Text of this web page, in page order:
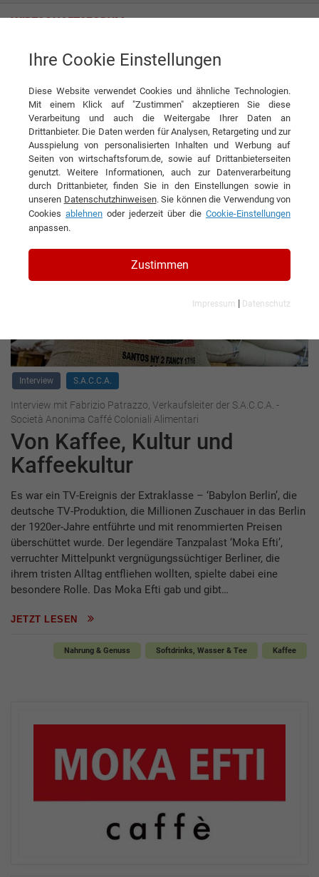
S.A.C.C.A. - Società Anonima Caffé Coloniali Alimentari
Interviews der S.A.C.C.A. -
Società Anonima Caffé Coloniali
Alimentari
Interview S.A.C.C.A.
Interview mit Fabrizio Patrazzo, Verkaufsleiter der S.A.C.C.A. -
Società Anonima Caffé Coloniali Alimentari
Von Kaffee, Kultur und
Kaffeekultur
Es war ein TV-Ereignis der Extraklasse – ‘Babylon Berlin’, die
deutsche TV-Produktion, die Millionen Zuschauer in das Berlin
der 1920er-Jahre entführte und mit renommierten Preisen
überschüttet wurde. Der legendäre Tanzpalast ‘Moka Efti’,
verruchter Mittelpunkt vergnügungssüchtiger Berliner, die
ihrem tristen Alltag entfliehen wollten, spielte dabei eine
besondere Rolle. Das Moka Efti gab und gibt…
JETZT LESEN
Nahrung & Genuss Softdrinks, Wasser & Tee Kaffee
Ihre Cookie Einstellungen
Diese Website verwendet Cookies und ähnliche Technologien.
Mit einem Klick auf "Zustimmen" akzeptieren Sie diese
Verarbeitung und auch die Weitergabe Ihrer Daten an
Drittanbieter. Die Daten werden für Analysen, Retargeting und zur
Ausspielung von personalisierten Inhalten und Werbung auf
Seiten von wirtschaftsforum.de, sowie auf Drittanbieterseiten
genutzt. Weitere Informationen, auch zur Datenverarbeitung
durch Drittanbieter, finden Sie in den Einstellungen sowie in
unseren Datenschutzhinweisen. Sie können die Verwendung von
Cookies ablehnen oder jederzeit über die Cookie-Einstellungen
anpassen.
Zustimmen
Impressum | Datenschutz